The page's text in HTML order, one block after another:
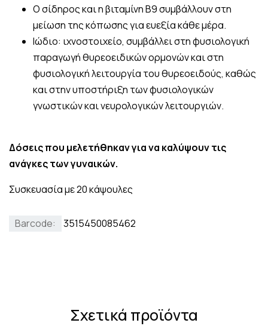
Ο σίδηρος και η βιταμίνη Β9 συμβάλλουν στη
μείωση της κόπωσης για ευεξία κάθε μέρα.
Ιώδιο: ιχνοστοιχείο, συμβάλλει στη φυσιολογική
παραγωγή θυρεοειδικών ορμονών και στη
φυσιολογική λειτουργία του θυρεοειδούς, καθώς
και στην υποστήριξη των φυσιολογικών
γνωστικών και νευρολογικών λειτουργιών.
Δόσεις που μελετήθηκαν για να καλύψουν τις
ανάγκες των γυναικών.
Συσκευασία με 20 κάψουλες
Barcode: 3515450085462
Σχετικά προϊόντα